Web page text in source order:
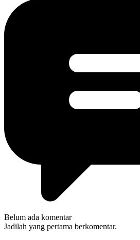
Belum ada komentar
Jadilah yang pertama berkomentar.